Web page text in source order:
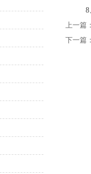
8、
上一篇：
下一篇：